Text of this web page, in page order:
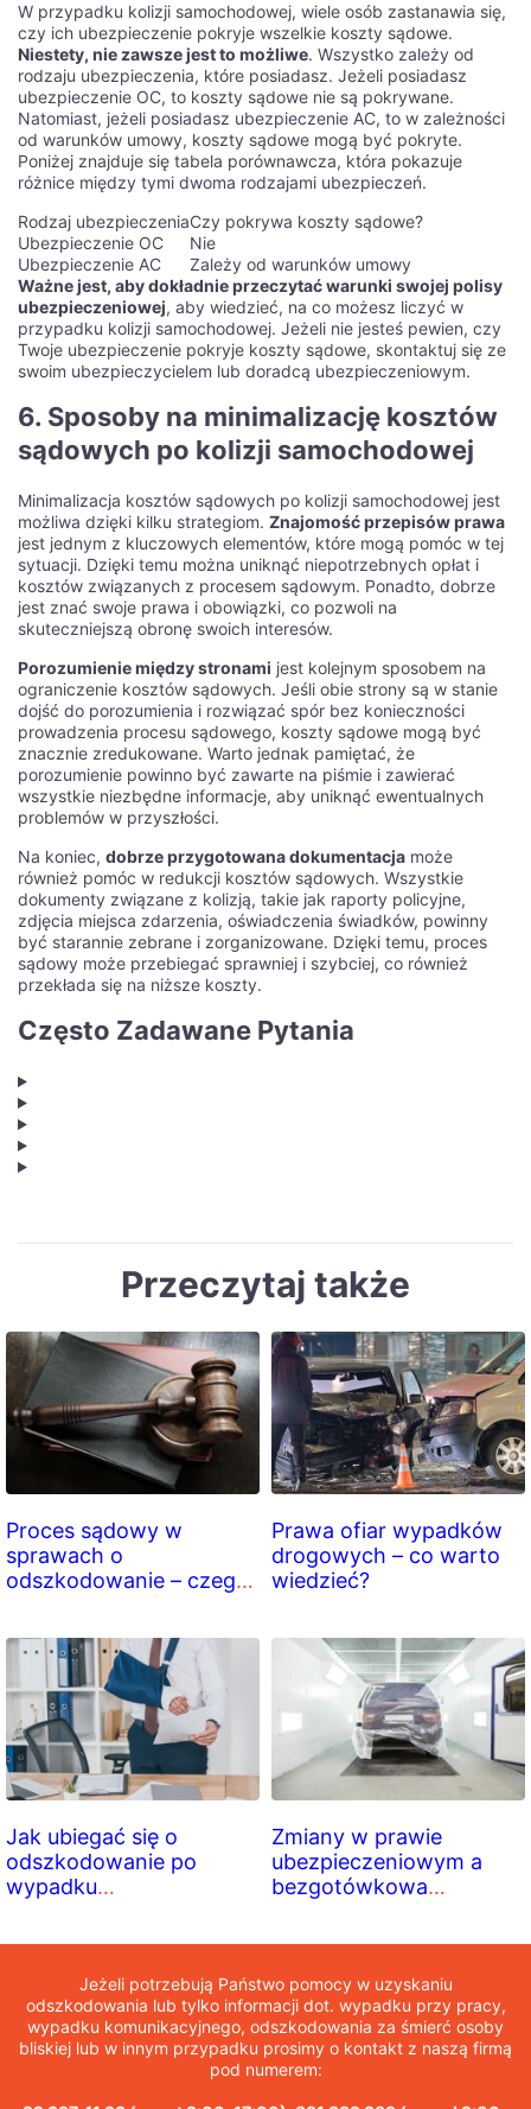
W przypadku kolizji samochodowej, wiele osób zastanawia się,
czy ich ubezpieczenie pokryje wszelkie koszty sądowe.
Niestety, nie zawsze jest to możliwe. Wszystko zależy od
rodzaju ubezpieczenia, które posiadasz. Jeżeli posiadasz
ubezpieczenie OC, to koszty sądowe nie są pokrywane.
Natomiast, jeżeli posiadasz ubezpieczenie AC, to w zależności
od warunków umowy, koszty sądowe mogą być pokryte.
Poniżej znajduje się tabela porównawcza, która pokazuje
różnice między tymi dwoma rodzajami ubezpieczeń.
Rodzaj ubezpieczeniaCzy pokrywa koszty sądowe?
Ubezpieczenie OC
Nie
Ubezpieczenie AC
Zależy od warunków umowy
Ważne jest, aby dokładnie przeczytać warunki swojej polisy
ubezpieczeniowej, aby wiedzieć, na co możesz liczyć w
przypadku kolizji samochodowej. Jeżeli nie jesteś pewien, czy
Twoje ubezpieczenie pokryje koszty sądowe, skontaktuj się ze
swoim ubezpieczycielem lub doradcą ubezpieczeniowym.
6. Sposoby na minimalizację kosztów
sądowych po kolizji samochodowej
Minimalizacja kosztów sądowych po kolizji samochodowej jest
możliwa dzięki kilku strategiom. Znajomość przepisów prawa
jest jednym z kluczowych elementów, które mogą pomóc w tej
sytuacji. Dzięki temu można uniknąć niepotrzebnych opłat i
kosztów związanych z procesem sądowym. Ponadto, dobrze
jest znać swoje prawa i obowiązki, co pozwoli na
skuteczniejszą obronę swoich interesów.
Porozumienie między stronami jest kolejnym sposobem na
ograniczenie kosztów sądowych. Jeśli obie strony są w stanie
dojść do porozumienia i rozwiązać spór bez konieczności
prowadzenia procesu sądowego, koszty sądowe mogą być
znacznie zredukowane. Warto jednak pamiętać, że
porozumienie powinno być zawarte na piśmie i zawierać
wszystkie niezbędne informacje, aby uniknąć ewentualnych
problemów w przyszłości.
Na koniec, dobrze przygotowana dokumentacja może
również pomóc w redukcji kosztów sądowych. Wszystkie
dokumenty związane z kolizją, takie jak raporty policyjne,
zdjęcia miejsca zdarzenia, oświadczenia świadków, powinny
być starannie zebrane i zorganizowane. Dzięki temu, proces
sądowy może przebiegać sprawniej i szybciej, co również
przekłada się na niższe koszty.
Często Zadawane Pytania
Przeczytaj także
Proces sądowy w
sprawach o
odszkodowanie – czego
Prawa ofiar wypadków
drogowych – co warto
wiedzieć?
Jak ubiegać się o
odszkodowanie po
wypadku
Zmiany w prawie
ubezpieczeniowym a
bezgotówkowa
Jeżeli potrzebują Państwo pomocy w uzyskaniu
odszkodowania lub tylko informacji dot. wypadku przy pracy,
wypadku komunikacyjnego, odszkodowania za śmierć osoby
bliskiej lub w innym przypadku prosimy o kontakt z naszą firmą
pod numerem: